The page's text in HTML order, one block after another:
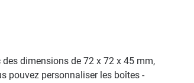
dimensions de 72 x 72 x 45 mm,
pouvez personnaliser les boîtes -